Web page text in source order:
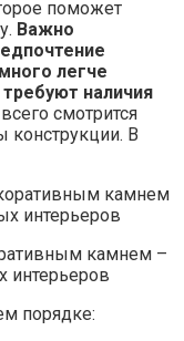
поможет
Важно
легче
наличия
смотрится
конструкции. В
камнем –
интерьеров
порядке: